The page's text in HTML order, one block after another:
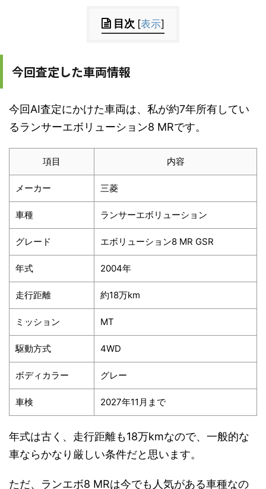
目次 [表示]
今回査定した車両情報
今回AI査定にかけた車両は、私が約7年所有してい
るランサーエボリューション8 MRです。
項目 内容
メーカー 三菱
車種 ランサーエボリューション
グレード エボリューション8 MR GSR
年式 2004年
走行距離 約18万km
ミッション MT
駆動方式 4WD
ボディカラー グレー
車検 2027年11月まで
年式は古く、走行距離も18万kmなので、一般的な
車ならかなり厳しい条件だと思います。
ただ、ランエボ8 MRは今でも人気がある車種なの